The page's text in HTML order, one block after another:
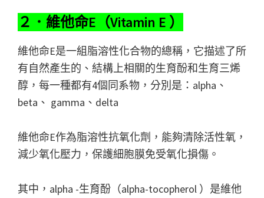
２．維他命E（Vitamin E ）
維他命E是一組脂溶性化合物的總稱，它描述了所
有自然產生的、結構上相關的生育酚和生育三烯
醇，每一種都有4個同系物，分別是：alpha、
beta、 gamma、delta
維他命E作為脂溶性抗氧化劑，能夠清除活性氧，
減少氧化壓力，保護細胞膜免受氧化損傷。
其中，alpha -生育酚（alpha-tocopherol ）是維他